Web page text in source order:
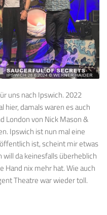
uns nach Ipswich. 2022
hier, damals waren es auch
London von Nick Mason &
Ipswich ist nun mal eine
ist, scheint mir etwas
da keinesfalls überheblich
Hand nix mehr hat. Wie auch
Theatre war wieder toll.